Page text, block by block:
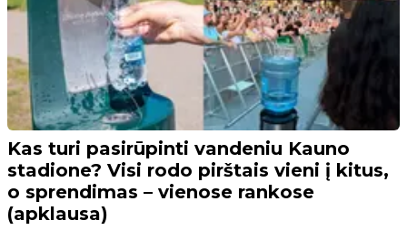
Kas turi pasirūpinti vandeniu Kauno
stadione? Visi rodo pirštais vieni į kitus,
o sprendimas – vienose rankose
(apklausa)